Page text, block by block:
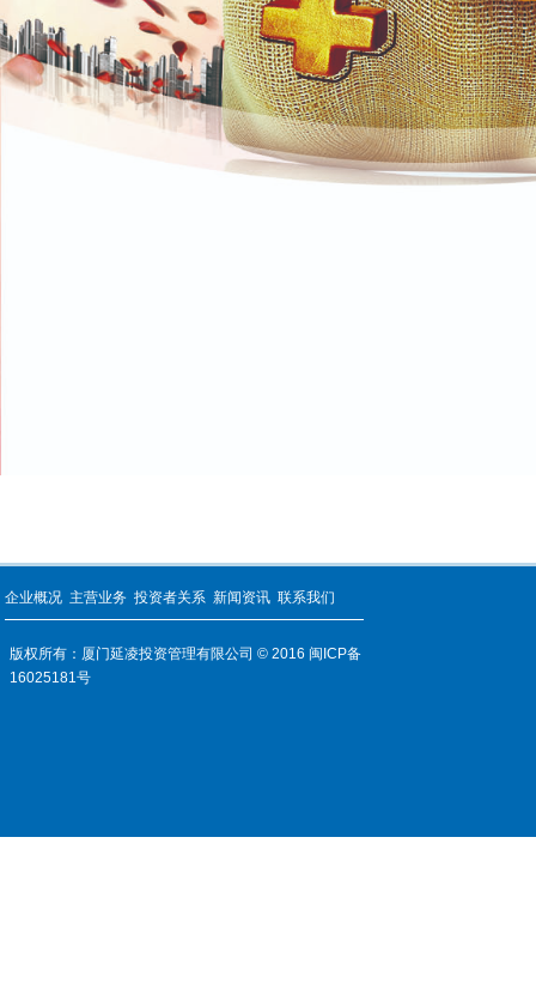
企业概况 主营业务 投资者关系 新闻资讯 联系我们
版权所有：厦门延凌投资管理有限公司 © 2016 闽ICP备
16025181号